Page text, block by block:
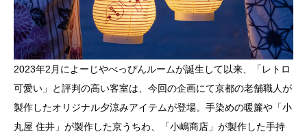
2023年2月によーじやべっぴんルームが誕生して以来、「レトロ
可愛い」と評判の高い客室は、今回の企画にて京都の老舗職人が
製作したオリジナル夕涼みアイテムが登場。手染めの暖簾や「小
丸屋 住井」が製作した京うちわ、「小嶋商店」が製作した手持